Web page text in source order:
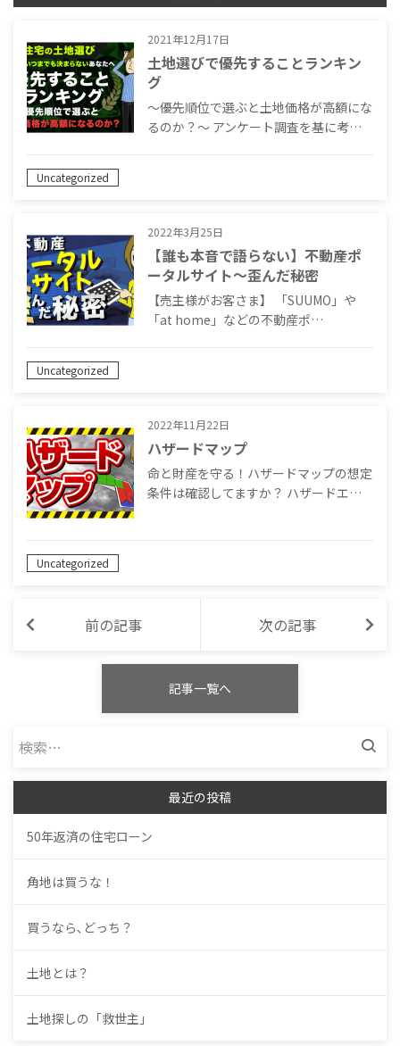
2021年12月17日
土地選びで優先することランキン
グ
〜優先順位で選ぶと土地価格が高額にな
るのか？〜 アンケート調査を基に考…
Uncategorized
2022年3月25日
【誰も本音で語らない】不動産ポ
ータルサイト～歪んだ秘密
【売主様がお客さま】 「SUUMO」や
「at home」などの不動産ポ…
Uncategorized
2022年11月22日
ハザードマップ
命と財産を守る！ハザードマップの想定
条件は確認してますか？ ハザードエ…
Uncategorized
前の記事 次の記事
記事一覧へ
索:
最近の投稿
50年返済の住宅ローン
角地は買うな！
買うなら､どっち？
土地とは？
土地探しの「救世主」